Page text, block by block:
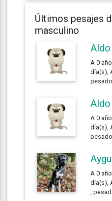
Últimos pesajes
masculino
Aldo
A 0
día(s),
pesado
Aldo
A 0
día(s),
pesado
A 0
día(s),
,